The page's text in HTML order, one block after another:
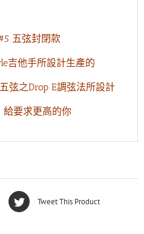
五弦封閉款
吉他手所設計生產的
弦之Drop E調弦法所設計
給要求更高的你
Tweet This Product